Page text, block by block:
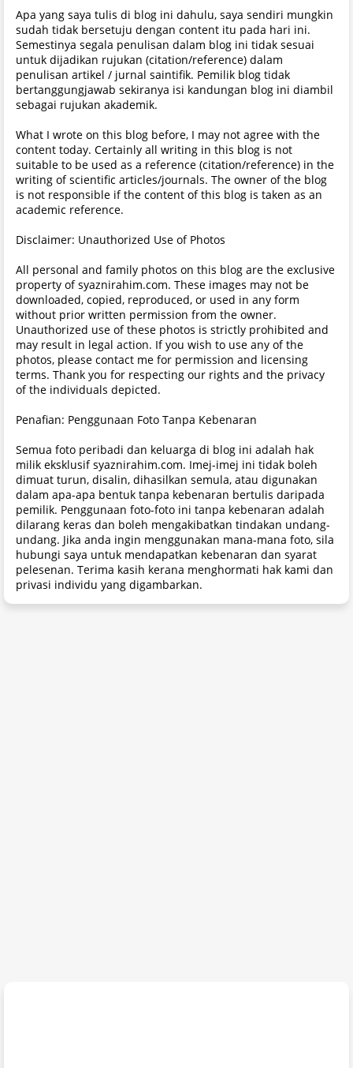
Apa yang saya tulis di blog ini dahulu, saya sendiri mungkin
sudah tidak bersetuju dengan content itu pada hari ini.
Semestinya segala penulisan dalam blog ini tidak sesuai
untuk dijadikan rujukan (citation/reference) dalam
penulisan artikel / jurnal saintifik. Pemilik blog tidak
bertanggungjawab sekiranya isi kandungan blog ini diambil
sebagai rujukan akademik.
What I wrote on this blog before, I may not agree with the
content today. Certainly all writing in this blog is not
suitable to be used as a reference (citation/reference) in the
writing of scientific articles/journals. The owner of the blog
is not responsible if the content of this blog is taken as an
academic reference.
Disclaimer: Unauthorized Use of Photos
All personal and family photos on this blog are the exclusive
property of syaznirahim.com. These images may not be
downloaded, copied, reproduced, or used in any form
without prior written permission from the owner.
Unauthorized use of these photos is strictly prohibited and
may result in legal action. If you wish to use any of the
photos, please contact me for permission and licensing
terms. Thank you for respecting our rights and the privacy
of the individuals depicted.
Penafian: Penggunaan Foto Tanpa Kebenaran
Semua foto peribadi dan keluarga di blog ini adalah hak
milik eksklusif syaznirahim.com. Imej-imej ini tidak boleh
dimuat turun, disalin, dihasilkan semula, atau digunakan
dalam apa-apa bentuk tanpa kebenaran bertulis daripada
pemilik. Penggunaan foto-foto ini tanpa kebenaran adalah
dilarang keras dan boleh mengakibatkan tindakan undang-
undang. Jika anda ingin menggunakan mana-mana foto, sila
hubungi saya untuk mendapatkan kebenaran dan syarat
pelesenan. Terima kasih kerana menghormati hak kami dan
privasi individu yang digambarkan.